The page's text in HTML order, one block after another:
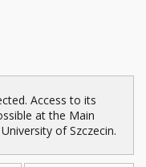
Access to its
at the Main
of Szczecin.